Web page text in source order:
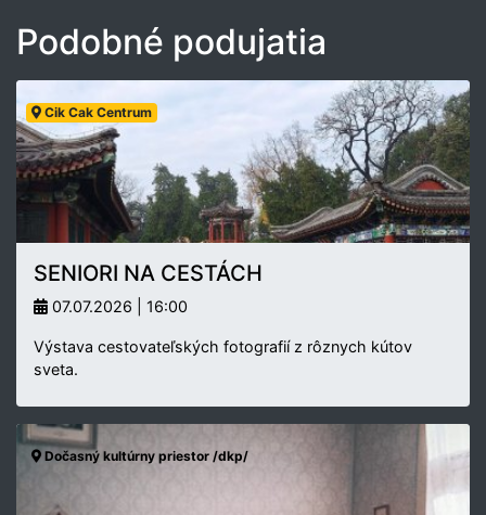
Podobné podujatia
Cik Cak Centrum
SENIORI NA CESTÁCH
07.07.2026 | 16:00
Výstava cestovateľských fotografií z rôznych kútov
sveta.
Dočasný kultúrny priestor /dkp/